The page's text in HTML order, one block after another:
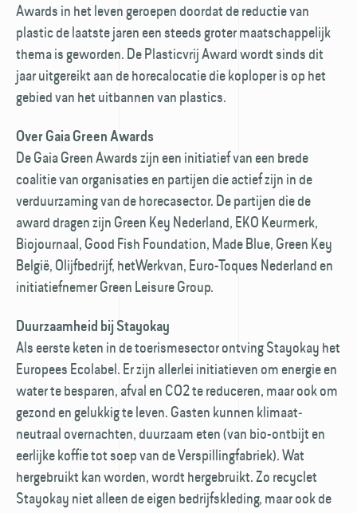
Awards in het leven geroepen doordat de reductie van
plastic de laatste jaren een steeds groter maatschappelijk
thema is geworden. De Plasticvrij Award wordt sinds dit
jaar uitgereikt aan de horecalocatie die koploper is op het
gebied van het uitbannen van plastics.
Over Gaia Green Awards
De Gaia Green Awards zijn een initiatief van een brede
coalitie van organisaties en partijen die actief zijn in de
verduurzaming van de horecasector. De partijen die de
award dragen zijn Green Key Nederland, EKO Keurmerk,
Biojournaal, Good Fish Foundation, Made Blue, Green Key
België, Olijfbedrijf, hetWerkvan, Euro-Toques Nederland en
initiatiefnemer Green Leisure Group.
Duurzaamheid bij Stayokay
Als eerste keten in de toerismesector ontving Stayokay het
Europees Ecolabel. Er zijn allerlei initiatieven om energie en
water te besparen, afval en CO2 te reduceren, maar ook om
gezond en gelukkig te leven. Gasten kunnen klimaat­
neutraal overnachten, duurzaam eten (van bio-ontbijt en
eerlijke koffie tot soep van de Verspillingfabriek). Wat
hergebruikt kan worden, wordt hergebruikt. Zo recyclet
Stayokay niet alleen de eigen bedrijfskleding, maar ook de